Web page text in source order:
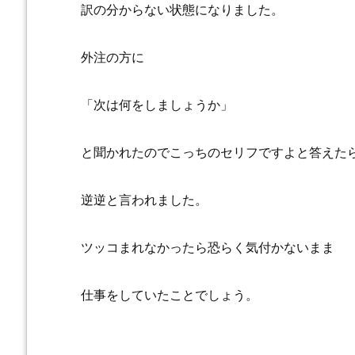
訳の分からない状態になりました。
外注の方に
「次は何をしましょうか」
と聞かれたのでこっちのセリフですよと答えた
逆逆と言われました。
ツッコまれなかったら恐らく気付かないまま
仕事をしていたことでしょう。